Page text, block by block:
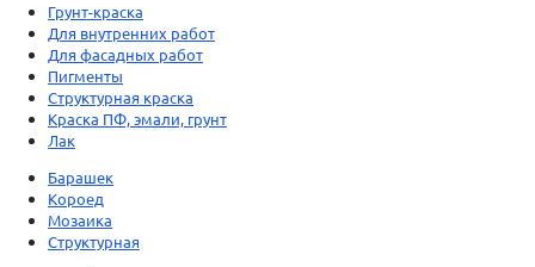
Грунт-краска
Для внутренних работ
Для фасадных работ
Пигменты
Структурная краска
Краска ПФ, эмали, грунт
Лак
Барашек
Короед
Мозаика
Структурная